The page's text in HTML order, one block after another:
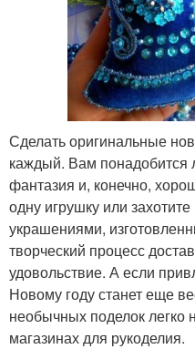
Сделать оригинальные
каждый. Вам понадобится
фантазия и, конечно,
одну игрушку или
украшениями,
творческий процесс
удовольствие. А если
Новому году станет еще
необычных поделок легко
магазинах для рукоделия.